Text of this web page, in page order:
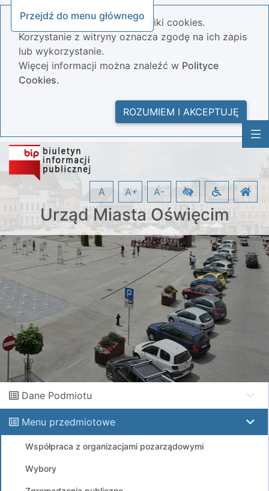
Przejdź do menu głównego
Nasza strona wykorzystuje pliki cookies.
Korzystanie z witryny oznacza zgodę na ich zapis
lub wykorzystanie.
Więcej informacji można znaleźć w Polityce
Cookies.
ROZUMIEM I AKCEPTUJĘ
Urząd Miasta Oświęcim
A A+ A-
Dane Podmiotu
Menu przedmiotowe
Współpraca z organizacjami pozarządowymi
Wybory